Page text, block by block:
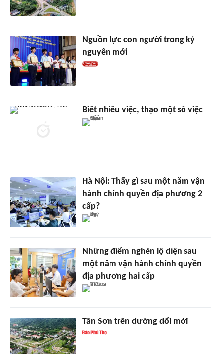
Nguồn lực con người trong kỷ
nguyên mới
Biết nhiều việc, thạo một số việc
Hà Nội: Thấy gì sau một năm vận
hành chính quyền địa phương 2
cấp?
Những điểm nghẽn lộ diện sau
một năm vận hành chính quyền
địa phương hai cấp
Tân Sơn trên đường đổi mới